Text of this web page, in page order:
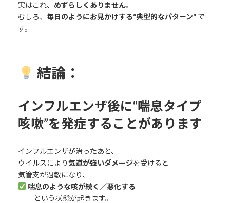
実はこれ、 めずらしくありません。
むしろ、 毎日のようにお見かけする“典型的なパターン”で
す。
結論：
インフルエンザ後に“喘息タイプ
咳嗽”を発症することがあります
インフルエンザが治ったあと、
ウイルスにより気道が強いダメージを受けると
気管支が過敏になり、
喘息のような咳が続く／悪化する
── という状態が起きます。